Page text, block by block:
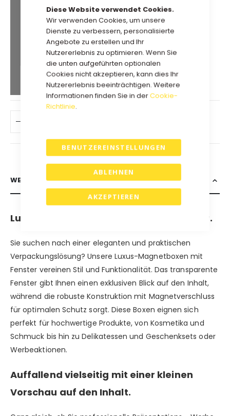
Diese Website verwendet Cookies.
Wir verwenden Cookies, um unsere
Dienste zu verbessern, personalisierte
Angebote zu erstellen und Ihr
Nutzererlebnis zu optimieren. Wenn Sie
die unten aufgeführten optionalen
Cookies nicht akzeptieren, kann dies Ihr
Nutzererlebnis beeinträchtigen. Weitere
Informationen finden Sie in derCookie-
Richtlinie.
AKZEPTIEREN
BENUTZEREINSTELLUNGEN
ABLEHNEN
Kauf 2 für130,39 € jeweils und
5%
Kauf 5 für126,27 €jeweils und
8%
Kauf 10 für123,53 €jeweils und
10%
WEITERE INFORMATIONEN
Luxuriöse Magnetboxen mit Sichtfenster.
Sie suchen nach einer eleganten und praktischen
Verpackungslösung? Unsere Luxus-Magnetboxen mit
Fenster vereinen Stil und Funktionalität. Das transparente
Fenster gibt Ihnen einen exklusiven Blick auf den Inhalt,
während die robuste Konstruktion mit Magnetverschluss
für optimalen Schutz sorgt. Diese Boxen eignen sich
perfekt für hochwertige Produkte, von Kosmetika und
Schmuck bis hin zu Delikatessen und Geschenksets oder
Werbeaktionen.
Auffallend vielseitig mit einer kleinen
Vorschau auf den Inhalt.